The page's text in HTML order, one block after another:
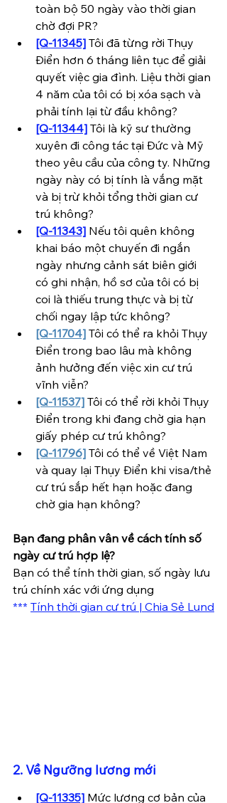
toàn bộ 50 ngày vào thời gian
chờ đợi PR?
[Q-11345] Tôi đã từng rời Thụy
Điển hơn 6 tháng liên tục để giải
quyết việc gia đình. Liệu thời gian
4 năm của tôi có bị xóa sạch và
phải tính lại từ đầu không?
[Q-11344] Tôi là kỹ sư thường
xuyên đi công tác tại Đức và Mỹ
theo yêu cầu của công ty. Những
ngày này có bị tính là vắng mặt
và bị trừ khỏi tổng thời gian cư
trú không?
[Q-11343] Nếu tôi quên không
khai báo một chuyến đi ngắn
ngày nhưng cảnh sát biên giới
có ghi nhận, hồ sơ của tôi có bị
coi là thiếu trung thực và bị từ
chối ngay lập tức không?
[Q-11704] Tôi có thể ra khỏi Thụy
Điển trong bao lâu mà không
ảnh hưởng đến việc xin cư trú
vĩnh viễn?
[Q-11537] Tôi có thể rời khỏi Thụy
Điển trong khi đang chờ gia hạn
giấy phép cư trú không?
[Q-11796] Tôi có thể về Việt Nam
và quay lại Thụy Điển khi visa/thẻ
cư trú sắp hết hạn hoặc đang
chờ gia hạn không?
Bạn đang phân vân về cách tính số
ngày cư trú hợp lệ?
Bạn có thể tính thời gian, số ngày lưu
trú chính xác với ứng dụng
*** Tính thời gian cư trú | Chia Sẻ Lund
2. Về Ngưỡng lương mới
[Q-11335] Mức lương cơ bản của